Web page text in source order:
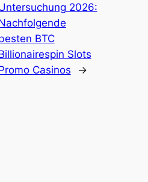
2026:
BTC
Slots
Casinos
→